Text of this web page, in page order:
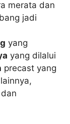
merata dan
jadi
yang
yang dilalui
precast yang
lainnya,